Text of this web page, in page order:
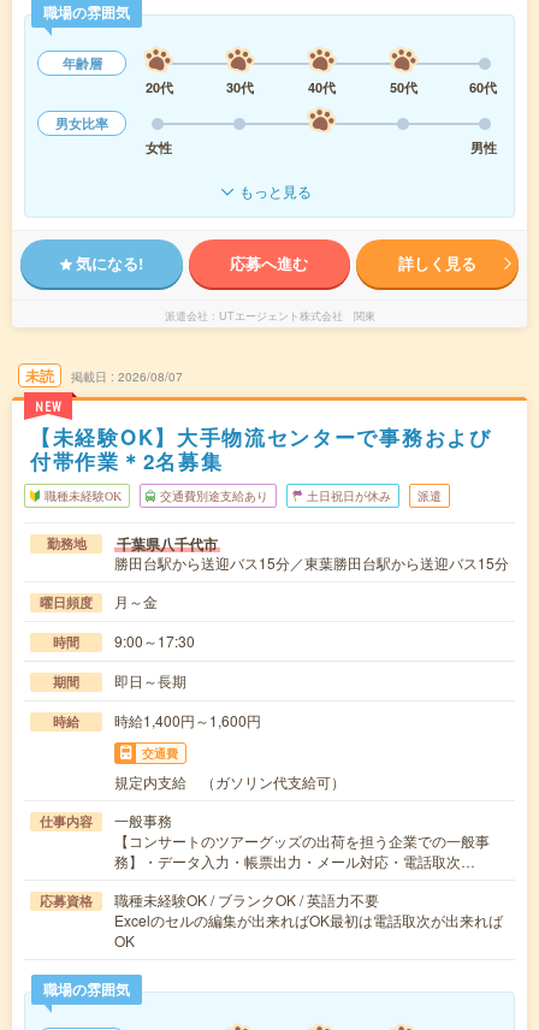
職場の雰囲気
年齢層
20代
30代 40代 50代
60代
男女比率
女性
男性
もっと見る
気になる! 応募へ進む 詳しく見る
派遣会社 UTエージェント株式会社 関東
未読
NEW
掲載日 2026/08/07
【未経験OK】大手物流センターで事務および
付帯作業＊2名募集
職種未経験OK 交通費別途支給あり 土日祝日が休み 派遣
勤務地 千葉県八千代市
勝田台駅から送迎バス15分／東葉勝田台駅から送迎バス15分
曜日頻度 月～金
時間 9:00～17:30
期間 即日～長期
時給 時給1,400円～1,600円
交通費
規定内支給 （ガソリン代支給可）
仕事内容
一般事務
【コンサートのツアーグッズの出荷を担う企業での一般事
務】・データ入力・帳票出力・メール対応・電話取次…
応募資格
職種未経験OK / ブランクOK / 英語力不要
Excelのセルの編集が出来ればOK最初は電話取次が出来れば
OK
職場の雰囲気